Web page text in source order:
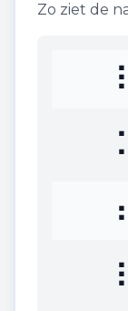
Zo ziet de
⠇